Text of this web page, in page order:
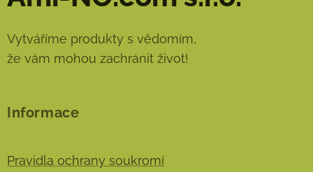
Vytváříme produkty s vědomím,
že vám mohou zachránit život!
Informace
Pravidla ochrany soukromí